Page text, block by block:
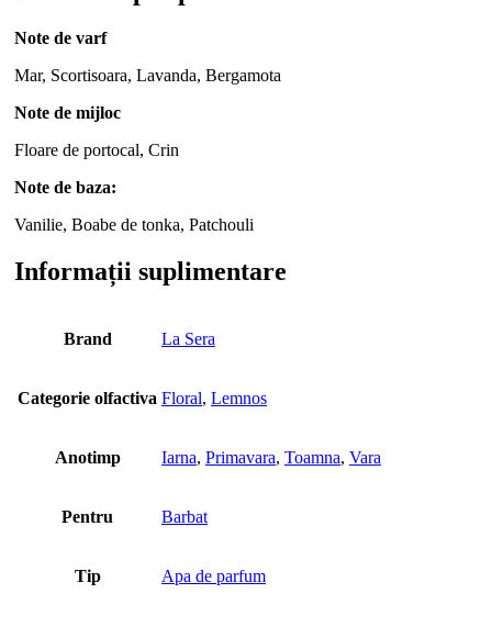
Note de varf
Mar, Scortisoara, Lavanda, Bergamota
Note de mijloc
Floare de portocal, Crin
Note de baza:
Vanilie, Boabe de tonka, Patchouli
Informații suplimentare
Brand La Sera
Categorie olfactiva Floral, Lemnos
Anotimp Iarna, Primavara, Toamna, Vara
Pentru Barbat
Tip Apa de parfum